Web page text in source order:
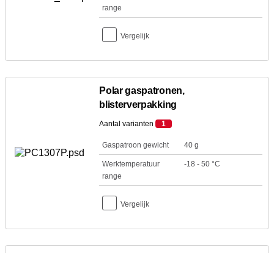
range
Vergelijk
Polar gaspatronen,
blisterverpakking
Aantal varianten 1
Gaspatroon gewicht 40 g
Werktemperatuur
range
-18 - 50 °C
Vergelijk